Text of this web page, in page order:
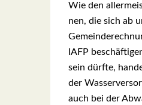
Wie den
nen, die sich ab
IAFP
sein dürf­te,
der
auch bei der